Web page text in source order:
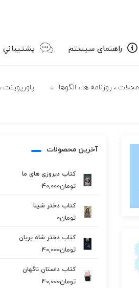
راهنمای سیستم پشتيباني
مجلات ، روزنامه ها ، الگوها پاورپوينت
آخرین محصولات
کتاب دیروزی های ما
تومان40,000
کتاب دختر شینا
تومان0
کتاب دختر شاه پریان
تومان40,000
کتاب داستان ناگهان
تومان40,000